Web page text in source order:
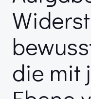
die mit